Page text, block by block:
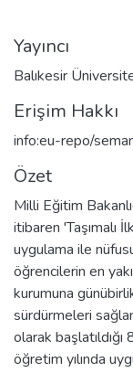
Yayıncı
Balıkesir
Erişim Hakkı
info:eu-repo/
Özet
Milli Eğitim
itibaren 'Taşımalı
uygulama ile
öğrencilerin en
kurumuna
sürdürmeleri
olarak
öğretim yılında